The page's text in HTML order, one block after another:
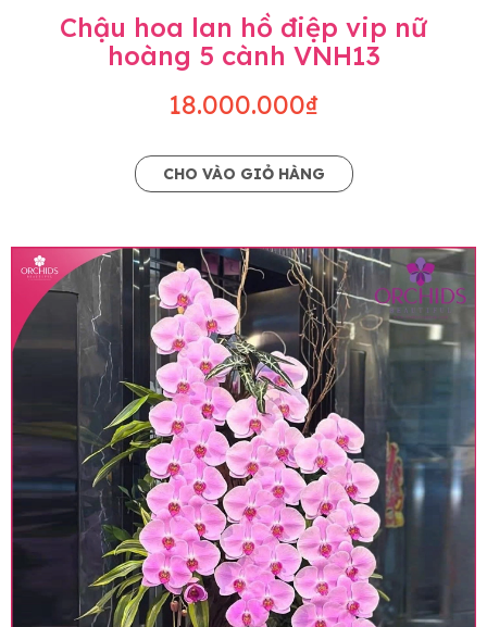
Chậu hoa lan hồ điệp vip nữ
hoàng 5 cành VNH13
18.000.000₫
CHO VÀO GIỎ HÀNG